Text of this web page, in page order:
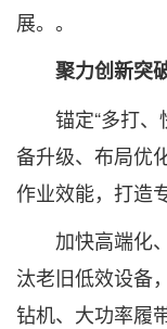
展。。
聚力创新突破
锚定“多打、
备升级、布局优
作业效能，打造
加快高端化、
汰老旧低效设备
钻机、大功率履